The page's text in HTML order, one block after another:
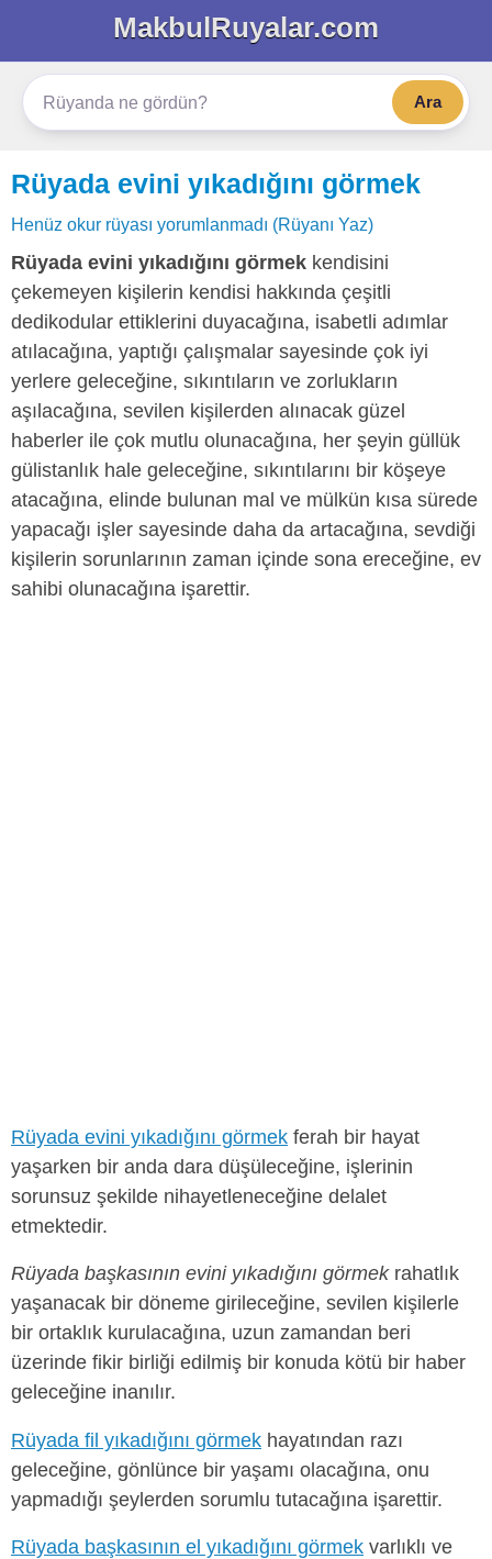
MakbulRuyalar.com
Ara
Rüyada evini yıkadığını görmek
Henüz okur rüyası yorumlanmadı (Rüyanı Yaz)
Rüyada evini yıkadığını görmek kendisini
çekemeyen kişilerin kendisi hakkında çeşitli
dedikodular ettiklerini duyacağına, isabetli adımlar
atılacağına, yaptığı çalışmalar sayesinde çok iyi
yerlere geleceğine, sıkıntıların ve zorlukların
aşılacağına, sevilen kişilerden alınacak güzel
haberler ile çok mutlu olunacağına, her şeyin güllük
gülistanlık hale geleceğine, sıkıntılarını bir köşeye
atacağına, elinde bulunan mal ve mülkün kısa sürede
yapacağı işler sayesinde daha da artacağına, sevdiği
kişilerin sorunlarının zaman içinde sona ereceğine, ev
sahibi olunacağına işarettir.
Rüyada evini yıkadığını görmek ferah bir hayat
yaşarken bir anda dara düşüleceğine, işlerinin
sorunsuz şekilde nihayetleneceğine delalet
etmektedir.
Rüyada başkasının evini yıkadığını görmekrahatlık
yaşanacak bir döneme girileceğine, sevilen kişilerle
bir ortaklık kurulacağına, uzun zamandan beri
üzerinde fikir birliği edilmiş bir konuda kötü bir haber
geleceğine inanılır.
Rüyada fil yıkadığını görmek hayatından razı
geleceğine, gönlünce bir yaşamı olacağına, onu
yapmadığı şeylerden sorumlu tutacağına işarettir.
Rüyada başkasının el yıkadığını görmek varlıklı ve